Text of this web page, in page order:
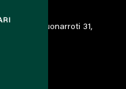
– Via Buonarroti 31,